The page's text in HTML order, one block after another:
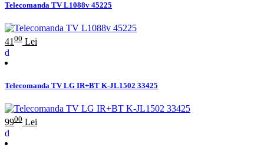
Telecomanda TV L1088v 45225
41 00 Lei
Telecomanda TV LG IR+BT K-JL1502 33425
9900 Lei